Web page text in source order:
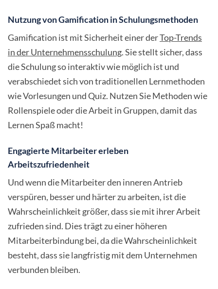
Nutzung von Gamification in Schulungsmethoden
Gamification ist mit Sicherheit einer derTop-Trends
in der Unternehmensschulung. Sie stellt sicher, dass
die Schulung so interaktiv wie möglich ist und
verabschiedet sich von traditionellen Lernmethoden
wie Vorlesungen und Quiz. Nutzen Sie Methoden wie
Rollenspiele oder die Arbeit in Gruppen, damit das
Lernen Spaß macht!
Engagierte Mitarbeiter erleben
Arbeitszufriedenheit
Und wenn die Mitarbeiter den inneren Antrieb
verspüren, besser und härter zu arbeiten, ist die
Wahrscheinlichkeit größer, dass sie mit ihrer Arbeit
zufrieden sind. Dies trägt zu einer höheren
Mitarbeiterbindung bei, da die Wahrscheinlichkeit
besteht, dass sie langfristig mit dem Unternehmen
verbunden bleiben.